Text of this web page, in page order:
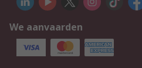
We aanvaarden